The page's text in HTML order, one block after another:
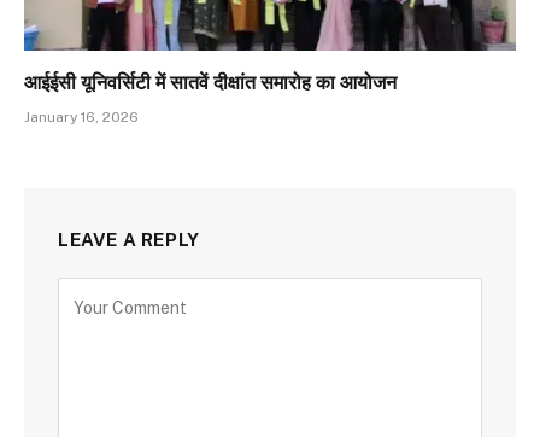
आईईसी यूनिवर्सिटी में सातवें दीक्षांत समारोह का आयोजन
January 16, 2026
LEAVE A REPLY